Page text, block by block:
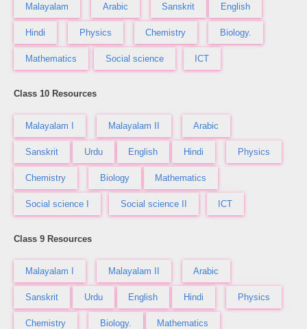
Malayalam Arabic Sanskrit English
Hindi Physics Chemistry Biology.
Mathematics Social science ICT
Class 10 Resources
Malayalam I Malayalam II Arabic
Sanskrit Urdu English Hindi Physics
Chemistry Biology Mathematics
Social science I Social science II ICT
Class 9 Resources
Malayalam I Malayalam II Arabic
Sanskrit Urdu English Hindi Physics
Chemistry Biology. Mathematics